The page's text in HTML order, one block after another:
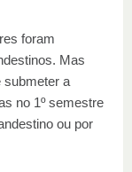
foram
Mas
submeter a
no 1º semestre
ou por